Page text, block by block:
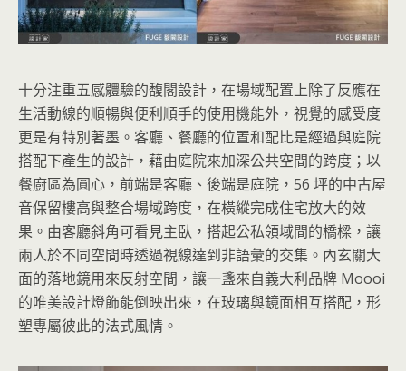
十分注重五感體驗的馥閣設計，在場域配置上除了反應在
生活動線的順暢與便利順手的使用機能外，視覺的感受度
更是有特別著墨。客廳、餐廳的位置和配比是經過與庭院
搭配下產生的設計，藉由庭院來加深公共空間的跨度；以
餐廚區為圓心，前端是客廳、後端是庭院，56 坪的中古屋
音保留樓高與整合場域跨度，在橫縱完成住宅放大的效
果。由客廳斜角可看見主臥，搭起公私領域間的橋樑，讓
兩人於不同空間時透過視線達到非語彙的交集。內玄關大
面的落地鏡用來反射空間，讓一盞來自義大利品牌 Moooi
的唯美設計燈飾能倒映出來，在玻璃與鏡面相互搭配，形
塑專屬彼此的法式風情。